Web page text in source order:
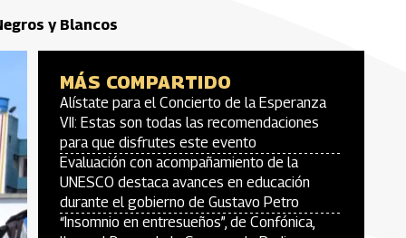
y Blancos
MÁS COMPARTIDO
Alístate para el Concierto de la Esperanza
VII: Estas son todas las recomendaciones
para que disfrutes este evento
Evaluación con acompañamiento de la
UNESCO destaca avances en educación
durante el gobierno de Gustavo Petro
“Insomnio en entresueños”, de Confónica,